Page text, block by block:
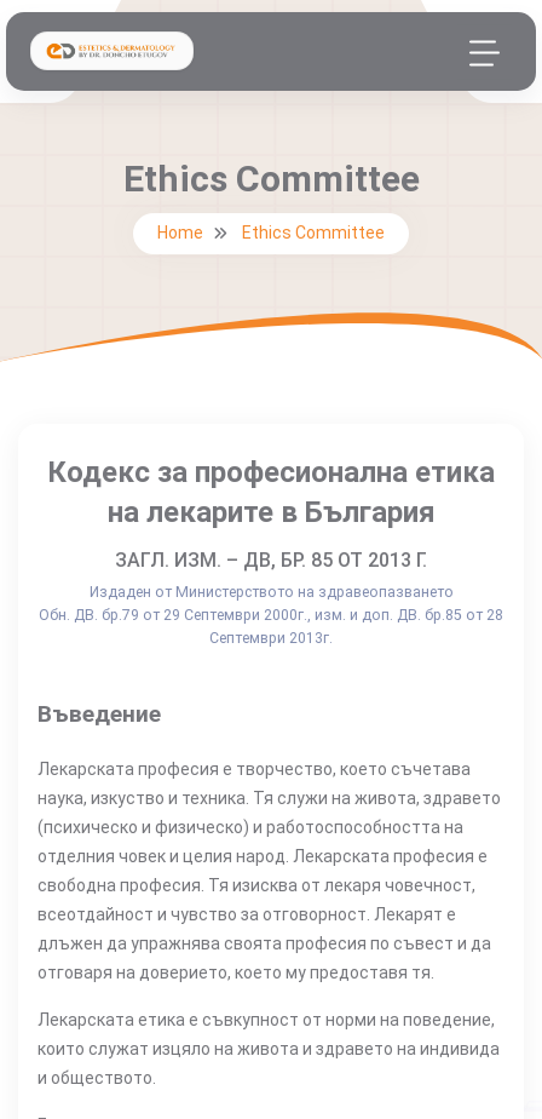
Ethics Committee
Home Ethics Committee
Кодекс за професионална етика
на лекарите в България
ЗАГЛ. ИЗМ. – ДВ, БР. 85 ОТ 2013 Г.
Издаден от Министерството на здравеопазването
Обн. ДВ. бр.79 от 29 Септември 2000г., изм. и доп. ДВ. бр.85 от 28
Септември 2013г.
Въведение
Лекарската професия е творчество, което съчетава
наука, изкуство и техника. Тя служи на живота, здравето
(психическо и физическо) и работоспособността на
отделния човек и целия народ. Лекарската професия е
свободна професия. Тя изисква от лекаря човечност,
всеотдайност и чувство за отговорност. Лекарят е
длъжен да упражнява своята професия по съвест и да
отговаря на доверието, което му предоставя тя.
Лекарската етика е съвкупност от норми на поведение,
които служат изцяло на живота и здравето на индивида
и обществото.